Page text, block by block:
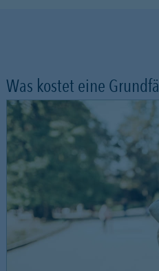
Was kostet eine